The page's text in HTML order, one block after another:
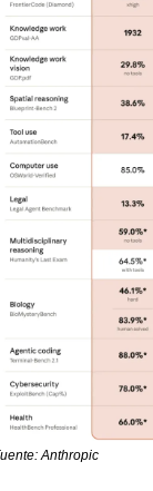
Anthropic